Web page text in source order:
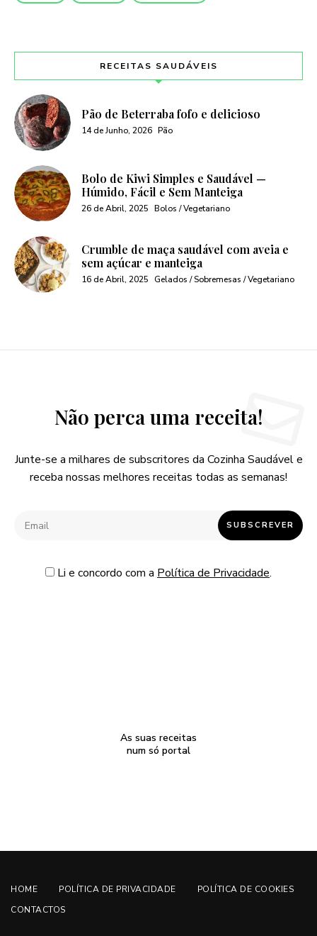
RECEITAS SAUDÁVEIS
Pão de Beterraba fofo e delicioso
14 de Junho, 2026 Pão
Bolo de Kiwi Simples e Saudável —
Húmido, Fácil e Sem Manteiga
26 de Abril, 2025 Bolos / Vegetariano
Crumble de maça saudável com aveia e
sem açúcar e manteiga
16 de Abril, 2025 Gelados / Sobremesas / Vegetariano
Não perca uma receita!
Junte-se a milhares de subscritores da Cozinha Saudável e
receba nossas melhores receitas todas as semanas!
Li e concordo com a Política de Privacidade.
As suas receitas
num só portal
HOME POLÍTICA DE PRIVACIDADE
POLÍTICA DE COOKIES
CONTACTOS